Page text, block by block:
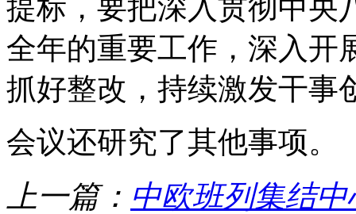
提标，要把深入贯彻中央
全年的重要工作，深入开
抓好整改，持续激发干事
会议还研究了其他事项。
上一篇： 中欧班列集结